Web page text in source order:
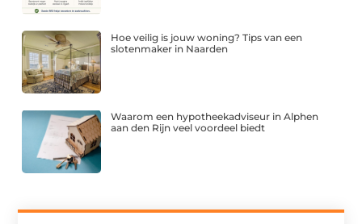
Hoe veilig is jouw woning? Tips van een
slotenmaker in Naarden
Waarom een hypotheekadviseur in Alphen
aan den Rijn veel voordeel biedt